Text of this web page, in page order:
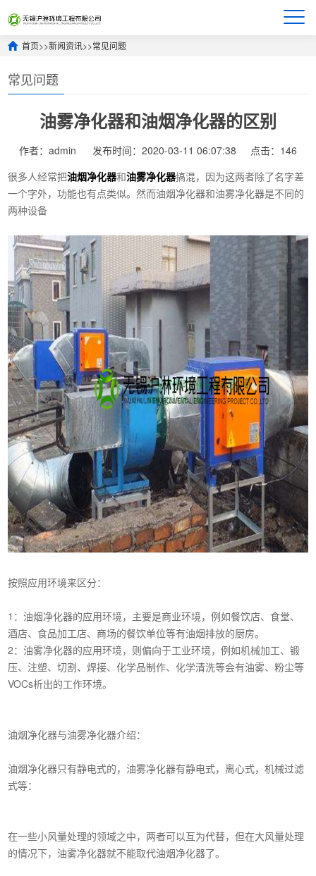
首页>>新闻资讯>>常见问题
常见问题
油雾净化器和油烟净化器的区别
作者：admin 发布时间：2020-03-11 06:07:38
点击：146
很多人经常把油烟净化器和油雾净化器搞混，因为这两者除了名字差
一个字外，功能也有点类似。然而油烟净化器和油雾净化器是不同的
两种设备
按照应用环境来区分：
1：油烟净化器的应用环境，主要是商业环境，例如餐饮店、食堂、
酒店、食品加工店、商场的餐饮单位等有油烟排放的厨房。
2：油雾净化器的应用环境，则偏向于工业环境，例如机械加工、锻
压、注塑、切割、焊接、化学品制作、化学清洗等会有油雾、粉尘等
VOCs析出的工作环境。
油烟净化器与油雾净化器介绍：
油烟净化器只有静电式的，油雾净化器有静电式，离心式，机械过滤
式等：
在一些小风量处理的领域之中，两者可以互为代替，但在大风量处理
的情况下，油雾净化器就不能取代油烟净化器了。